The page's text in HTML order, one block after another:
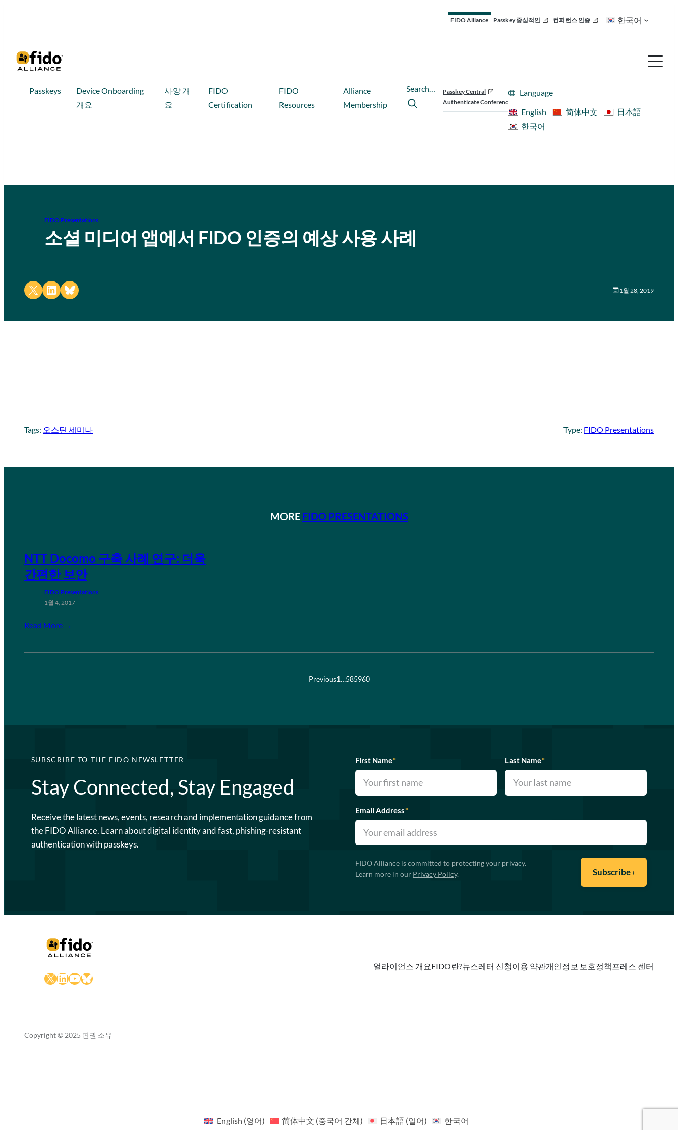
FIDO Alliance Passkey 중심적인 컨퍼런스 인증 한국어
Passkeys
Device Onboarding
개요
사양 개
요
FIDO
Certification
FIDO
Resources
Alliance
Membership
Search…
Passkey Central
Authenticate Conference
Language
English
简体中文
日本語
한국어
FIDO Presentations
소셜 미디어 앱에서 FIDO 인증의 예상 사용 사례
Share on X Share on LinkedIn
Share on Bluesky 1월 28, 2019
Tags: 오스틴 세미나 Type: FIDO Presentations
MORE FIDO PRESENTATIONS
NTT Docomo 구축 사례 연구: 더욱
간편한 보안
FIDO Presentations
1월 4, 2017
Read More →
Previous1…585960
SUBSCRIBE TO THE FIDO NEWSLETTER
Stay Connected, Stay Engaged
Receive the latest news, events, research and implementation guidance from
the FIDO Alliance. Learn about digital identity and fast, phishing-resistant
authentication with passkeys.
First Name* Last Name*
Email Address*
FIDO Alliance is committed to protecting your privacy.
Learn more in our Privacy Policy.
X LinkedIn
YouTube
Bluesky
얼라이언스 개요FIDO란?뉴스레터 신청이용 약관개인정보 보호정책 프레스 센터
Copyright © 2025 판권 소유
English (영어) 简体中文 (중국어 간체) 日本語 (일어) 한국어